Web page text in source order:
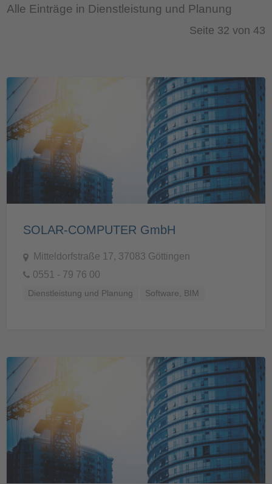
Alle Einträge in Dienstleistung und Planung
Seite 32 von 43
SOLAR-COMPUTER GmbH
Mitteldorfstraße 17, 37083 Göttingen
0551 - 79 76 00
Dienstleistung und Planung Software, BIM